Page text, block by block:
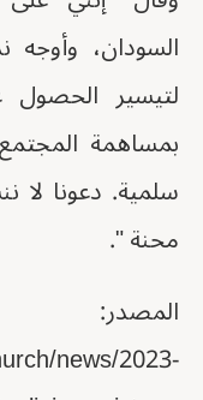
السودان، وأوجه
لتيسير الحصول
بمساهمة
سلمية. دعونا لا
محنة ".
المصدر:
news/2023-